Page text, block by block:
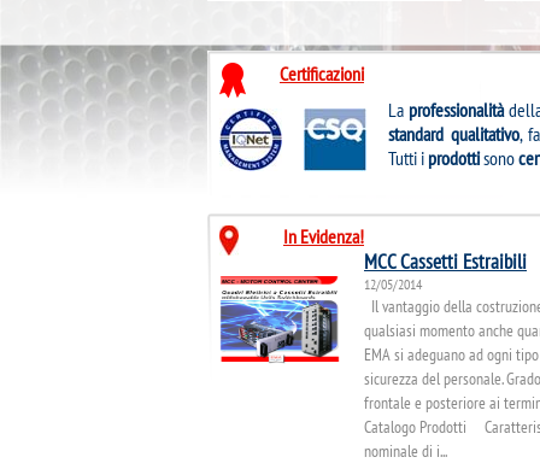
Certificazioni
La professionalità
standard qualitativo,
Tutti i prodottisono
In Evidenza!
MCC Cassetti Estraibili
12/05/2014
Il vantaggio della
qualsiasi momento anche
EMA si adeguano ad ogni
sicurezza del personale.
frontale e posteriore ai
Catalogo Prodotti
nominale di i...